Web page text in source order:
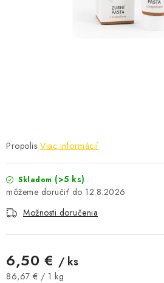
DOPLNKY KU VČELÍM PRODUKTOM
ČOKOLÁDA
Propolis Viac informácií
Skladom (>5 ks)
12.8.2026
Možnosti doručenia
6,50 € / ks
Jednotková cena:
86,67 € / 1 kg